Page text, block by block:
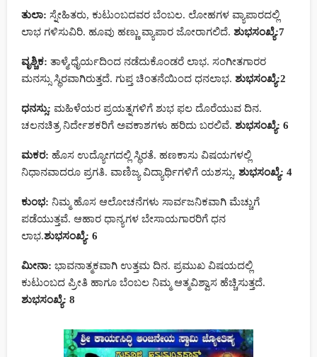
ತುಲಾ: ಸ್ನೇಹಿತರು, ಕುಟುಂಬದವರ ಬೆಂಬಲ. ಲೋಹಗಳ ವ್ಯಾಪಾರದಲ್ಲಿ
ಲಾಭ ಗಳಿಸುವಿರಿ. ಹೂವು ಹಣ್ಣು ವ್ಯಾಪಾರ ಜೋರಾಗಲಿದೆ. ಶುಭಸಂಖ್ಯೆ:7
ವೃಶ್ಚಿಕ: ತಾಳ್ಮೆ,ಧೈರ್ಯದಿಂದ ನಡೆದುಕೊಂಡರೆ ಲಾಭ. ಸಂಗೀತಗಾರರ
ಮನಸ್ಸು ಸ್ಥಿರವಾಗಿರುತ್ತದೆ. ಗುಪ್ತ ಚಿಂತನೆಯಿಂದ ಧನಲಾಭ. ಶುಭಸಂಖ್ಯೆ:2
ಧನಸ್ಸು: ಮಹಿಳೆಯರ ಪ್ರಯತ್ನಗಳಿಗೆ ಶುಭ ಫಲ ದೊರೆಯುವ ದಿನ.
ಚಲನಚಿತ್ರ ನಿರ್ದೇಶಕರಿಗೆ ಅವಕಾಶಗಳು ಹರಿದು ಬರಲಿವೆ. ಶುಭಸಂಖ್ಯೆ: 6
ಮಕರ: ಹೊಸ ಉದ್ಯೋಗದಲ್ಲಿ ಸ್ಥಿರತೆ. ಹಣಕಾಸು ವಿಷಯಗಳಲ್ಲಿ
ನಿಧಾನವಾದರೂ ಪ್ರಗತಿ. ವಾಣಿಜ್ಯ ವಿದ್ಯಾರ್ಥಿಗಳಿಗೆ ಯಶಸ್ಸು. ಶುಭಸಂಖ್ಯೆ: 4
ಕುಂಭ: ನಿಮ್ಮ ಹೊಸ ಆಲೋಚನೆಗಳು ಸಾರ್ವಜನಿಕವಾಗಿ ಮೆಚ್ಚುಗೆ
ಪಡೆಯುತ್ತವೆ. ಆಹಾರ ಧಾನ್ಯಗಳ ಬೇಸಾಯಗಾರರಿಗೆ ಧನ
ಲಾಭ.ಶುಭಸಂಖ್ಯೆ: 6
ಮೀನಾ: ಭಾವನಾತ್ಮಕವಾಗಿ ಉತ್ತಮ ದಿನ. ಪ್ರಮುಖ ವಿಷಯದಲ್ಲಿ
ಕುಟುಂಬದ ಪ್ರೀತಿ ಹಾಗೂ ಬೆಂಬಲ ನಿಮ್ಮ ಆತ್ಮವಿಶ್ವಾಸ ಹೆಚ್ಚಿಸುತ್ತದೆ.
ಶುಭಸಂಖ್ಯೆ: 8